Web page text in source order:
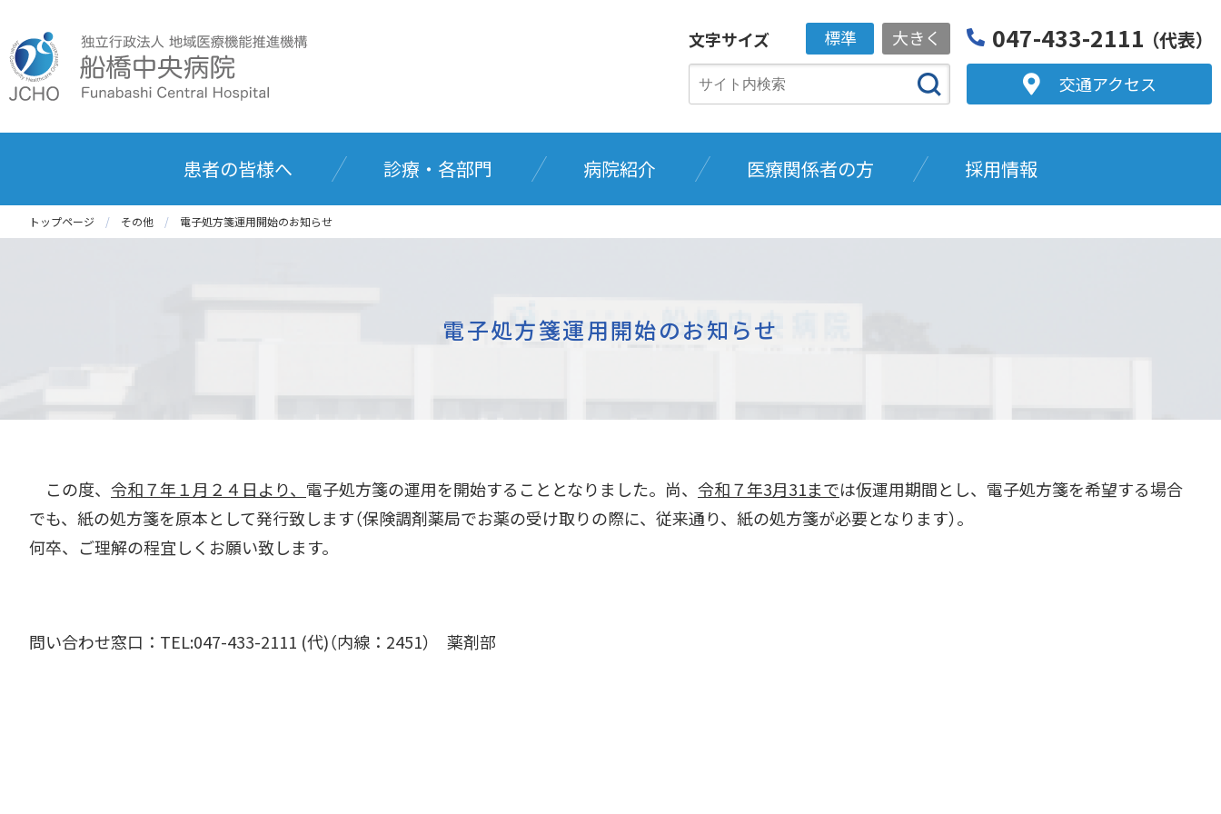
文字サイズ 標準 大きく 047-433-2111 （代表）
交通アクセス
患者の皆様へ 診療・各部門 病院紹介 医療関係者の方 採用情報
トップページ その他 電子処方箋運用開始のお知らせ
電子処方箋運用開始のお知らせ
この度、 令和７年１月２４日より、 電子処方箋の運用を開始することとなりました。尚、 令和７年3月31までは仮運用期間とし、電子処方箋を希望する場合
でも、紙の処方箋を原本として発行致します（保険調剤薬局でお薬の受け取りの際に、従来通り、紙の処方箋が必要となります）。
何卒、ご理解の程宜しくお願い致します。
問い合わせ窓口：TEL:047-433-2111 (代)（内線：2451） 薬剤部